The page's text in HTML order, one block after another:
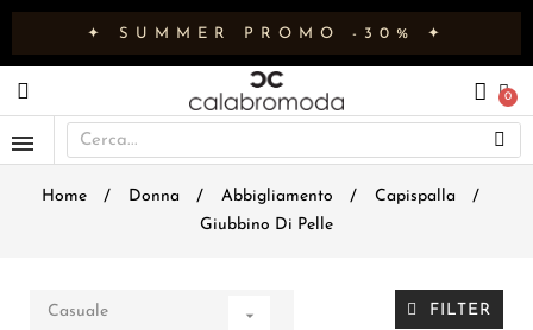
✦ SUMMER PROMO -30% ✦
Home Donna Abbigliamento
Capispalla
Giubbino Di Pelle
Casuale  FILTER